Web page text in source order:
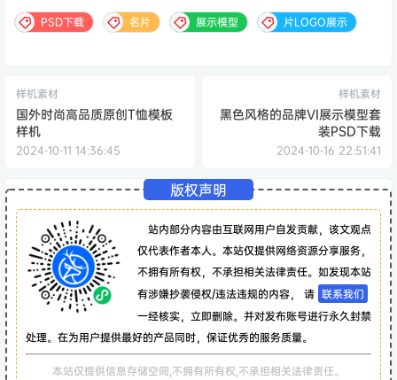
PSD下载 名片 展示模型 片LOGO展示
样机素材
国外时尚高品质原创T恤模板
样机
2024-10-11 14:36:45
样机素材
黑色风格的品牌VI展示模型套
装PSD下载
2024-10-16 22:51:41
版权声明
站内部分内容由互联网用户自发贡献，该文观点
仅代表作者本人。本站仅提供网络资源分享服务，
不拥有所有权，不承担相关法律责任。如发现本站
有涉嫌抄袭侵权/违法违规的内容， 请 联系我们
一经核实，立即删除。并对发布账号进行永久封禁
处理。在为用户提供最好的产品同时，保证优秀的服务质量。
本站仅提供信息存储空间,不拥有所有权,不承担相关法律责任。